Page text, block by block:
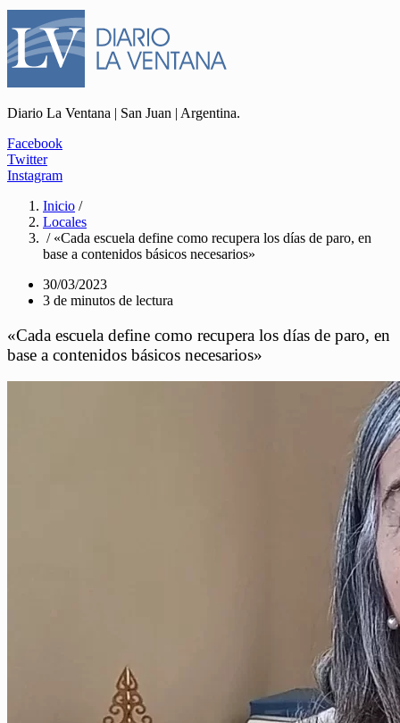
Diario La Ventana | San Juan | Argentina.
Facebook
Twitter
Instagram
Inicio /
Locales
/ «Cada escuela define como recupera los días de paro, en
base a contenidos básicos necesarios»
30/03/2023
3 de minutos de lectura
«Cada escuela define como recupera los días de paro, en
base a contenidos básicos necesarios»